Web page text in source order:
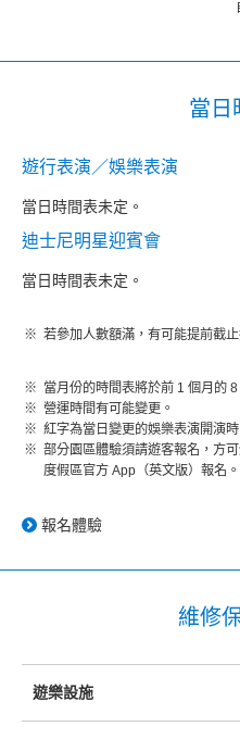
當日
遊行表演／娛樂表演
當日時間表未定。
迪士尼明星迎賓會
當日時間表未定。
若參加人數額滿，有可能提前截止
當月份的時間表將於前 1 個月的 8
營運時間有可能變更。
紅字為當日變更的娛樂表演開演時
部分園區體驗須請遊客報名，方
度假區官方 App（英文版）報名。
報名體驗
維修
遊樂設施